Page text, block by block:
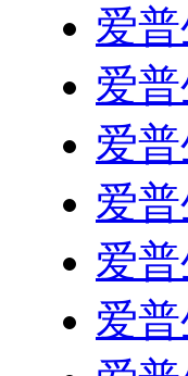
爱普
爱
爱普
爱
爱
爱